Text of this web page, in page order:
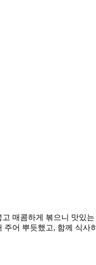
매콤하게 볶으니 맛있
어 뿌듯했고, 함께 식